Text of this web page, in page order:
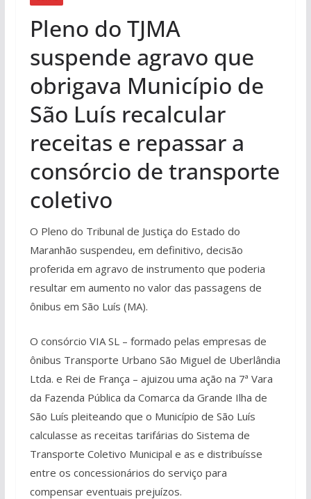
Pleno do TJMA
suspende agravo que
obrigava Município de
São Luís recalcular
receitas e repassar a
consórcio de transporte
coletivo
O Pleno do Tribunal de Justiça do Estado do
Maranhão suspendeu, em definitivo, decisão
proferida em agravo de instrumento que poderia
resultar em aumento no valor das passagens de
ônibus em São Luís (MA).
O consórcio VIA SL – formado pelas empresas de
ônibus Transporte Urbano São Miguel de Uberlândia
Ltda. e Rei de França – ajuizou uma ação na 7ª Vara
da Fazenda Pública da Comarca da Grande Ilha de
São Luís pleiteando que o Município de São Luís
calculasse as receitas tarifárias do Sistema de
Transporte Coletivo Municipal e as e distribuísse
entre os concessionários do serviço para
compensar eventuais prejuízos.